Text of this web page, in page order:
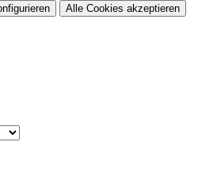
Alle Cookies akzeptieren